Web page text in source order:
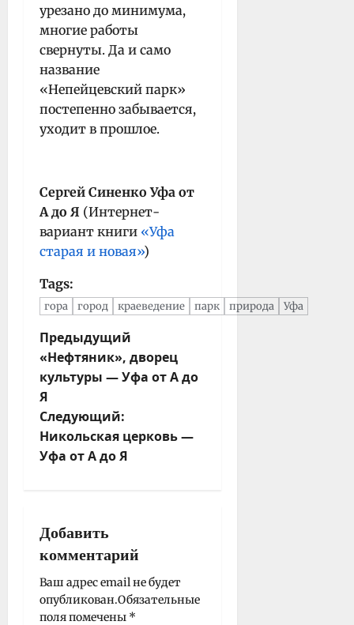
урезано до минимума,
многие работы
свернуты. Да и само
название
«Непейцевский парк»
постепенно забывается,
уходит в прошлое.
Сергей Синенко Уфа от
А до Я (Интернет-
вариант книги «Уфа
старая и новая»)
Tags:
гора город краеведение парк природа Уфа
Н
а
в
и
г
а
ц
а
п
и
с
Предыдущий
«Нефтяник», дворец
культуры — Уфа от А до
Я
Следующий:
Никольская церковь —
Уфа от А до Я
Добавить
комментарий
Ваш адрес email не будет
опубликован.Обязательные
поля помечены *